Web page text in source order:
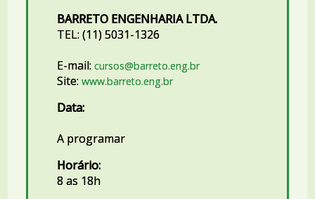
BARRETO ENGENHARIA LTDA.
TEL: (11) 5031-1326
E-mail: cursos@barreto.eng.br
Site: www.barreto.eng.br
Data:
A programar
Horário:
8 as 18h